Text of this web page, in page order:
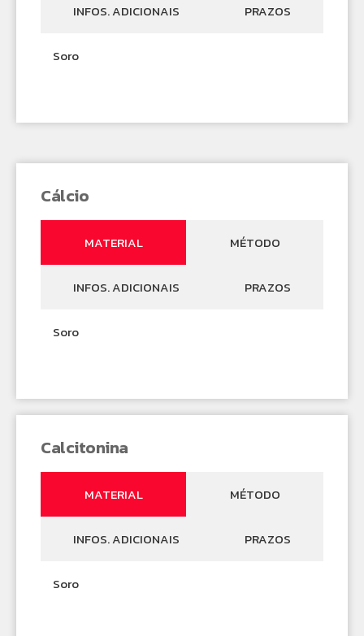
INFOS. ADICIONAIS PRAZOS
Soro
Cálcio
MATERIAL MÉTODO
INFOS. ADICIONAIS PRAZOS
Soro
Calcitonina
MATERIAL MÉTODO
INFOS. ADICIONAIS PRAZOS
Soro